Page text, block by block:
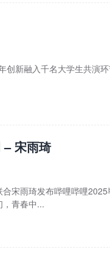
创新融入千名大学生共演环
– 宋雨琦
宋雨琦发布哔哩哔哩2025
青春中...